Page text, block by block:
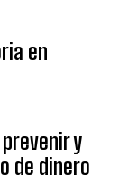
en
y
de dinero